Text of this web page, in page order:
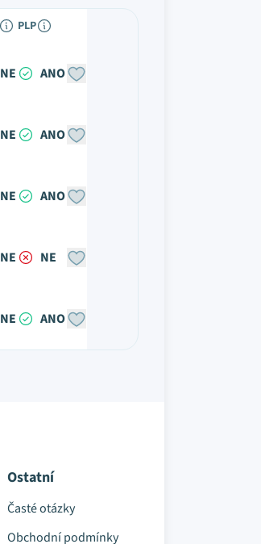
PLP
NE ANO
NE ANO
NE ANO
NE NE
NE ANO
Ostatní
Časté otázky
Obchodní podmínky